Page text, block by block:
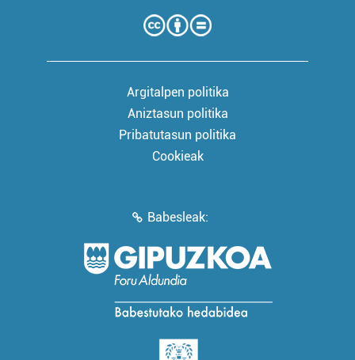
Argitalpen politika
Aniztasun politika
Pribatutasun politika
Cookieak
Babesleak: